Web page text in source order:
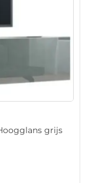
grijs